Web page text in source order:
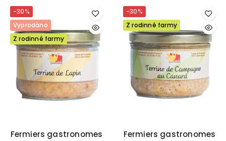
-30%
Vyprodáno
Z rodinné farmy
Fermiers gastronomes
-30%
Z rodinné farmy
Fermiers gastronomes